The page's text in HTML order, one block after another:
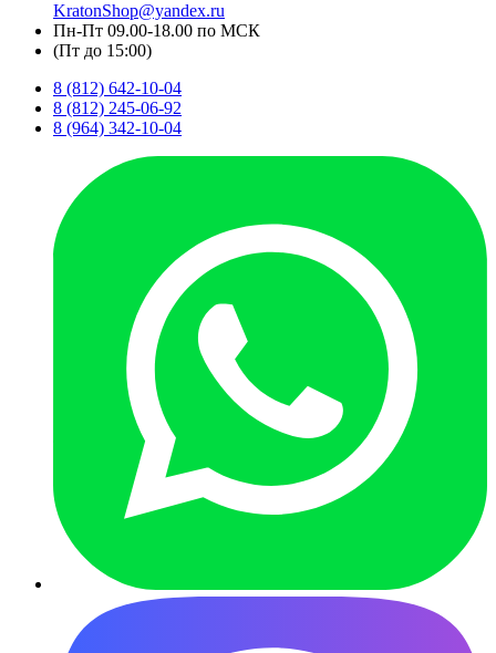
KratonShop@yandex.ru
Пн-Пт 09.00-18.00 по МСК
(Пт до 15:00)
8 (812) 642-10-04
8 (812) 245-06-92
8 (964) 342-10-04